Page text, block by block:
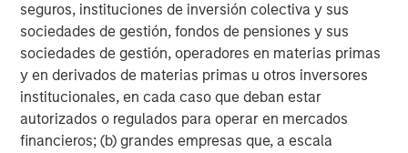
seguros, instituciones de inversión colectiva y sus
sociedades de gestión, fondos de pensiones y sus
sociedades de gestión, operadores en materias primas
y en derivados de materias primas u otros inversores
institucionales, en cada caso que deban estar
autorizados o regulados para operar en mercados
financieros; (b) grandes empresas que, a escala
Real Estate Midyear Outlook:
Constructive Amid Fluid Backdrop
The current macroenvironment remains resilient
despite elevated volatility and divergence across
markets. As inflation and energy prices keep
central banks hawkish, real estate continues to